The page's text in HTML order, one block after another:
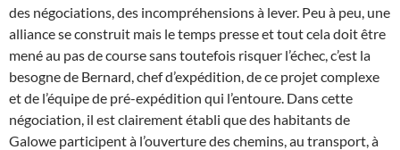
des négociations, des incompréhensions à lever. Peu à peu, une
alliance se construit mais le temps presse et tout cela doit être
mené au pas de course sans toutefois risquer l’échec, c’est la
besogne de Bernard, chef d’expédition, de ce projet complexe
et de l’équipe de pré-expédition qui l’entoure. Dans cette
négociation, il est clairement établi que des habitants de
Galowe participent à l’ouverture des chemins, au transport, à